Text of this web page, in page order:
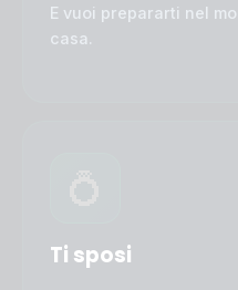
E vuoi prepararti nel
casa.
Ti sposi